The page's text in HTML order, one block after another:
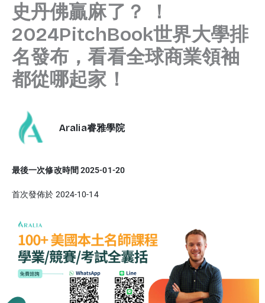
史丹佛贏麻了？ ！
2024PitchBook世界大學排
名發布，看看全球商業領袖
都從哪起家！
Aralia睿雅學院
最後一次修改時間 2025-01-20
首次發佈於 2024-10-14